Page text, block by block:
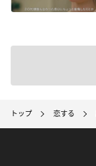
トップ 恋する